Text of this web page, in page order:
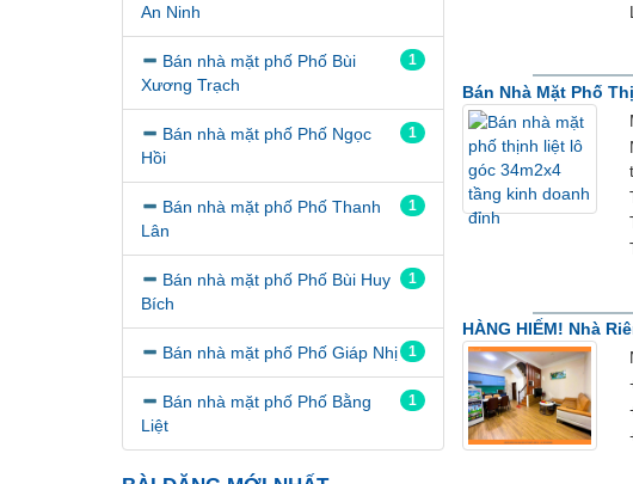
An Ninh
1
Bán nhà mặt phố Phố Bùi
Xương Trạch
1
Bán nhà mặt phố Phố Ngọc
Hồi
1
Bán nhà mặt phố Phố Thanh
Lân
1
Bán nhà mặt phố Phố Bùi Huy
Bích
1
Bán nhà mặt phố Phố Giáp Nhị
1
Bán nhà mặt phố Phố Bằng
Liệt
Bán Nhà Mặt Phố
HÀNG HIẾM! Nhà